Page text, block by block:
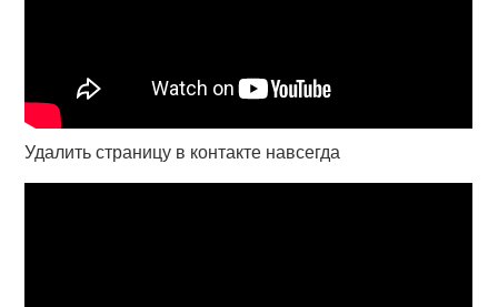
Удалить страницу в контакте навсегда